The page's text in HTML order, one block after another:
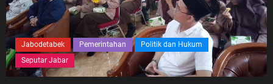
Jabodetabek Pemerintahan
Politik dan Hukum
Seputar Jabar